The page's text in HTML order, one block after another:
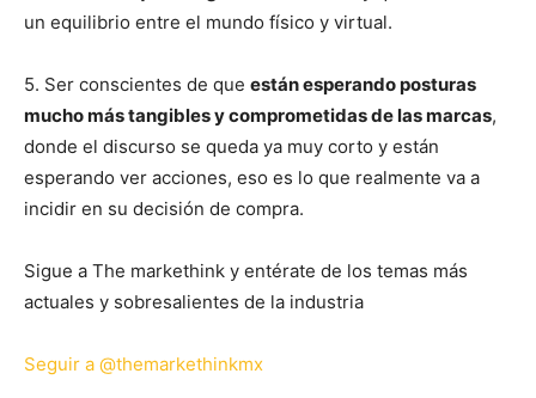
un equilibrio entre el mundo físico y virtual.
5. Ser conscientes de que están esperando posturas
mucho más tangibles y comprometidas de las marcas,
donde el discurso se queda ya muy corto y están
esperando ver acciones, eso es lo que realmente va a
incidir en su decisión de compra.
Sigue a The markethink y entérate de los temas más
actuales y sobresalientes de la industria
Seguir a @themarkethinkmx